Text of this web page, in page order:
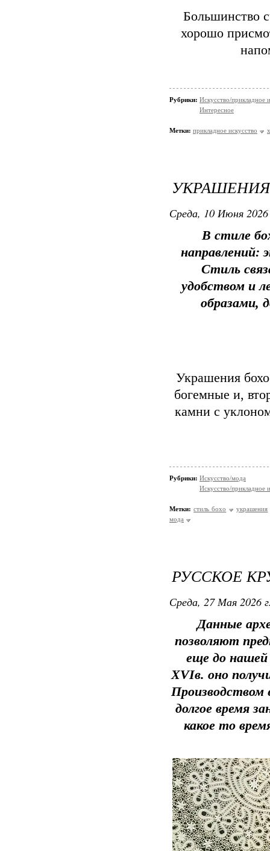
Большинство
хорошо
Рубрики: Искусство/прикладное
Интересное
Метки: прикладное искусство
Среда, 10 Июня
В стиле
направлений:
Стиль
удобством и
образами,
Украшения
богемные и,
камни с
Рубрики: Искусство/мода
Искусство/прикладное
Метки: стиль бохо
украшения
мода
РУССКОЕ
Среда, 27 Мая 2026
Данные
позволяют
еще до нашей
XVIв. оно
Производством
долгое время
какое то